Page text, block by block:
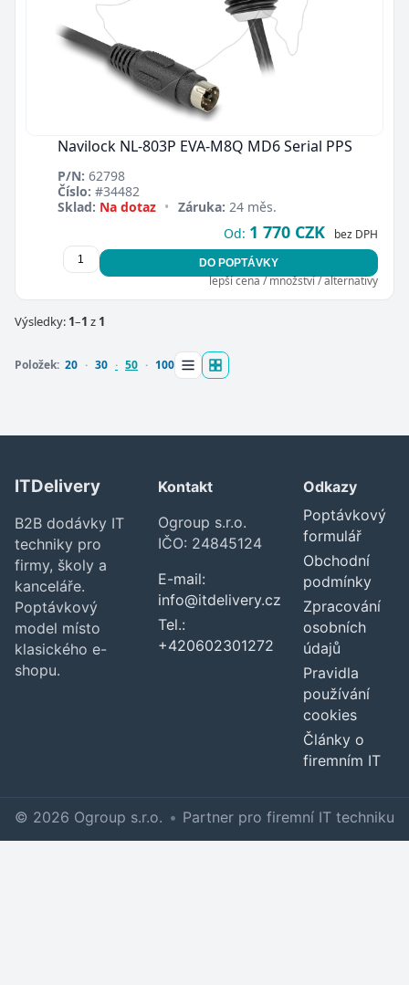
Navilock NL-803P EVA-M8Q MD6 Serial PPS
P/N: 62798
Číslo: #34482
Sklad: Na dotaz • Záruka: 24 měs.
Od: 1 770 CZK bez DPH
DO POPTÁVKY
lepší cena / množství / alternativy
Výsledky: 1–1 z 1
Položek: 20 30 50 100
ITDelivery
B2B dodávky IT
techniky pro
firmy, školy a
kanceláře.
Poptávkový
model místo
klasického e-
shopu.
Kontakt
Ogroup s.r.o.
IČO: 24845124
E-mail:
info@itdelivery.cz
Tel.:
+420602301272
Odkazy
Poptávkový
formulář
Obchodní
podmínky
Zpracování
osobních
údajů
Pravidla
používání
cookies
Články o
firemním IT
© 2026 Ogroup s.r.o. • Partner pro firemní IT techniku